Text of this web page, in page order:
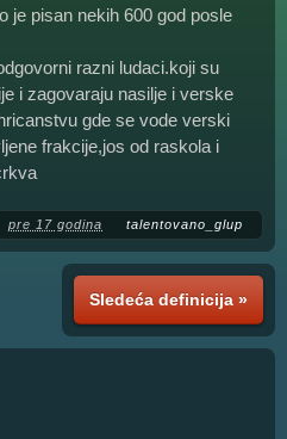
je pisan nekih 600 god posle
razni ludaci.koji su
i zagovaraju nasilje i verske
gde se vode verski
frakcije,jos od raskola i
pre 17 godina talentovano_glup
Sledeća definicija »